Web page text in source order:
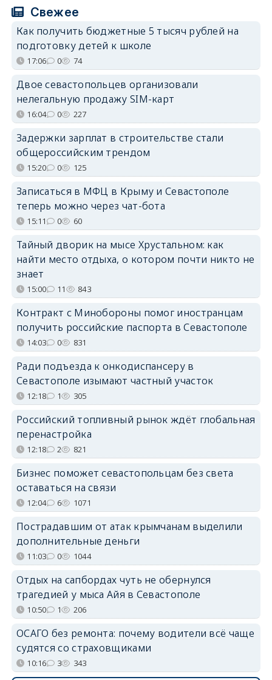
Свежее
Как получить бюджетные 5 тысяч рублей на
подготовку детей к школе
17:06 0 74
Двое севастопольцев организовали
нелегальную продажу SIM-карт
16:04 0 227
Задержки зарплат в строительстве стали
общероссийским трендом
15:20 0 125
Записаться в МФЦ в Крыму и Севастополе
теперь можно через чат-бота
15:11 0 60
Тайный дворик на мысе Хрустальном: как
найти место отдыха, о котором почти никто не
знает
15:00 11 843
Контракт с Минобороны помог иностранцам
получить российские паспорта в Севастополе
14:03 0 831
Ради подъезда к онкодиспансеру в
Севастополе изымают частный участок
12:18 1 305
Российский топливный рынок ждёт глобальная
перенастройка
12:18 2 821
Бизнес поможет севастопольцам без света
оставаться на связи
12:04 6 1071
Пострадавшим от атак крымчанам выделили
дополнительные деньги
11:03 0 1044
Отдых на сапбордах чуть не обернулся
трагедией у мыса Айя в Севастополе
10:50 1 206
ОСАГО без ремонта: почему водители всё чаще
судятся со страховщиками
10:16 3 343